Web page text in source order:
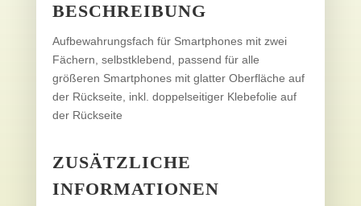
BESCHREIBUNG
Aufbewahrungsfach für Smartphones mit zwei
Fächern, selbstklebend, passend für alle
größeren Smartphones mit glatter Oberfläche auf
der Rückseite, inkl. doppelseitiger Klebefolie auf
der Rückseite
ZUSÄTZLICHE
INFORMATIONEN